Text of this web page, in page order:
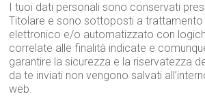
I tuoi dati personali sono conservati
Titolare e sono sottoposti a
elettronico e/o automatizzato con
correlate alle finalità indicate e
garantire la sicurezza e la riservatezza
da te inviati non vengono salvati
web.